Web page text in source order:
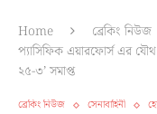
Home ব্রেকিং নিউজ
প্যাসিফিক এয়ারফোর্স এর
২৫-৩’ সমাপ্ত
ব্রেকিং নিউজ সেনাবাহিনী